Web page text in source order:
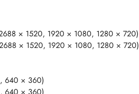
× 1520, 1920 × 1080, 1280 × 720)
× 1520, 1920 × 1080, 1280 × 720)
640 × 360)
640 × 360)